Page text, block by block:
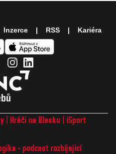
Hráči na Blesku
iSport
- podcast rozbíjející
Inzerce RSS Kariéra